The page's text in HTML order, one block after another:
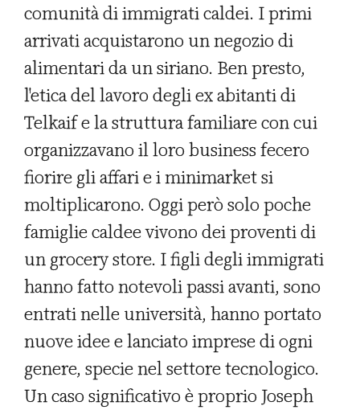
comunità di immigrati caldei. I primi
arrivati acquistarono un negozio di
alimentari da un siriano. Ben presto,
l'etica del lavoro degli ex abitanti di
Telkaif e la struttura familiare con cui
organizzavano il loro business fecero
fiorire gli affari e i minimarket si
moltiplicarono. Oggi però solo poche
famiglie caldee vivono dei proventi di
un grocery store. I figli degli immigrati
hanno fatto notevoli passi avanti, sono
entrati nelle università, hanno portato
nuove idee e lanciato imprese di ogni
genere, specie nel settore tecnologico.
Un caso significativo è proprio Joseph